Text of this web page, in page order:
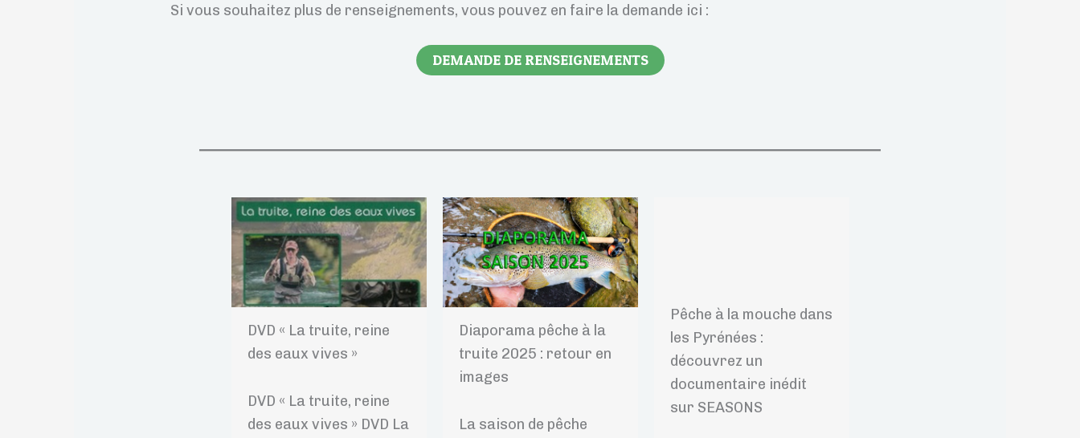
Si vous souhaitez plus de renseignements, vous pouvez en faire la demande ici :
DEMANDE DE RENSEIGNEMENTS
DVD « La truite, reine
des eaux vives »
DVD « La truite, reine
des eaux vives » DVD La
Diaporama pêche à la
truite 2025 : retour en
images
La saison de pêche
Pêche à la mouche dans
les Pyrénées :
découvrez un
documentaire inédit
sur SEASONS